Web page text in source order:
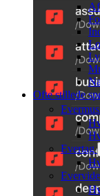
Ofte stillede
Evertag